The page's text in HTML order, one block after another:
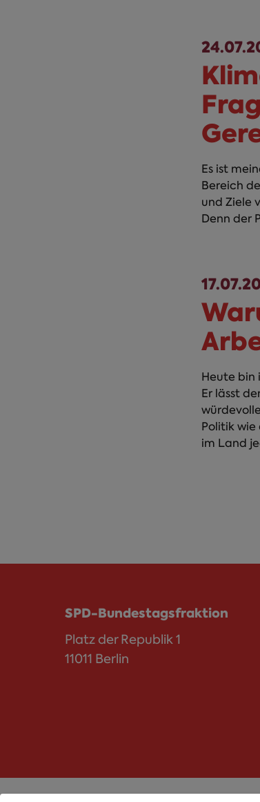
Es ist
Bereich
und Ziele
Denn der
Heute bin
Er lässt
Politik wie
im Land
SPD-Bundestagsfraktion
Platz der Republik 1
11011 Berlin